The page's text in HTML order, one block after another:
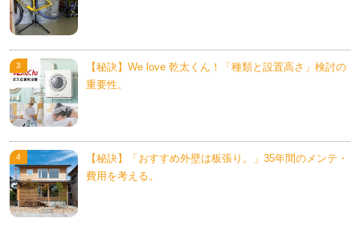
【秘訣】We love 乾太くん！「種類と設置高さ」検討の
重要性。
【秘訣】「おすすめ外壁は板張り。」35年間のメンテ・
費用を考える。